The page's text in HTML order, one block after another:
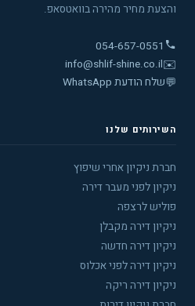
והצעת מחיר מהירה בוואטסאפ.
054-657-0551
✉️
info@shlif-shine.co.il
💬שלח הודעת WhatsApp
השירותים שלנו
חברת ניקיון אחרי שיפוץ
ניקיון לפני מעבר דירה
פוליש לרצפה
ניקיון דירה מקבלן
ניקיון דירה חדשה
ניקיון דירה לפני אכלוס
ניקיון דירה ריקה